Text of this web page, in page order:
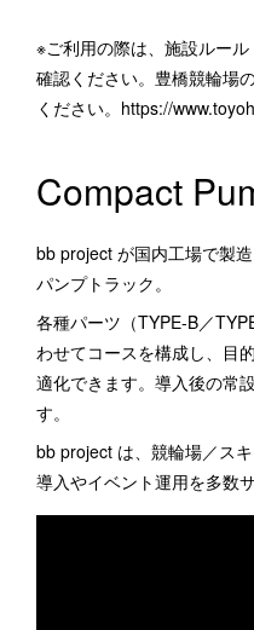
※ご利用の際は、施設ルー
確認ください。豊橋競輪場
ください。https://
Compact
bb project が国内工場で製
パンプトラック。
各種パーツ（TYPE-B／
わせてコースを構成し、目
適化できます。導入後の常
す。
bb project は、競輪場／ス
導入やイベント運用を多数